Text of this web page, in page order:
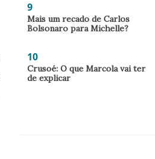
9
Mais um recado de Carlos
Bolsonaro para Michelle?
10
Crusoé: O que Marcola vai ter
de explicar